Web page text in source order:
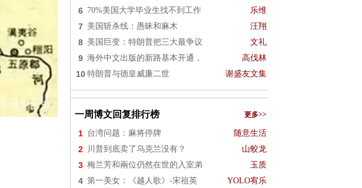
6 70%美国大学毕业生找不到工作 乐维
7 美国斩杀线：愚昧和麻木 汪翔
8 美国巨变：特朗普把三大最争议 文礼
9 海外中文出版的新路基本开通， 高伐林
10 特朗普与德皇威廉二世 谢盛友文集
一周博文回复排行榜 更多>>
1 台湾问题：麻将停牌 随意生活
2 川普到底卖了乌克兰没有？ 山蛟龙
3 梅兰芳和兩位仍然在世的入室弟 玉质
4 第一美女：《越人歌》-宋祖英 YOLO宥乐